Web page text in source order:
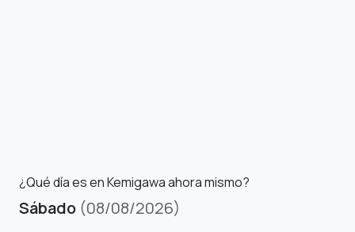
¿Qué día es en Kemigawa ahora mismo?
Sábado (08/08/2026)